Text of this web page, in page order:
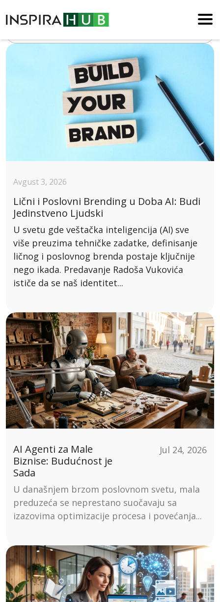
Blog
Avgust 3, 2026
Lični i Poslovni Brending u Doba AI: Budi
Jedinstveno Ljudski
U svetu gde veštačka inteligencija (AI) sve
više preuzima tehničke zadatke, definisanje
ličnog i poslovnog brenda postaje ključnije
nego ikada. Predavanje Radoša Vukovića
ističe da se naš identitet...
AI Agenti za Male
Biznise: Budućnost je
Sada
Jul 24, 2026
U današnjem brzom poslovnom svetu, mala
preduzeća se neprestano suočavaju sa
izazovima optimizacije procesa i povećanja...